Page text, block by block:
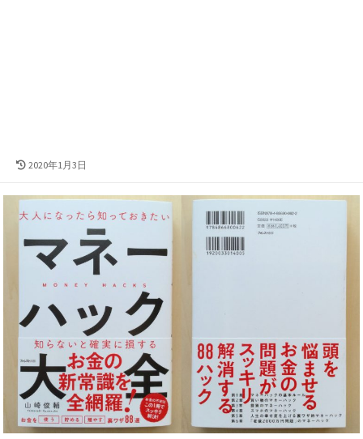
最
更
新
2020年1月3日